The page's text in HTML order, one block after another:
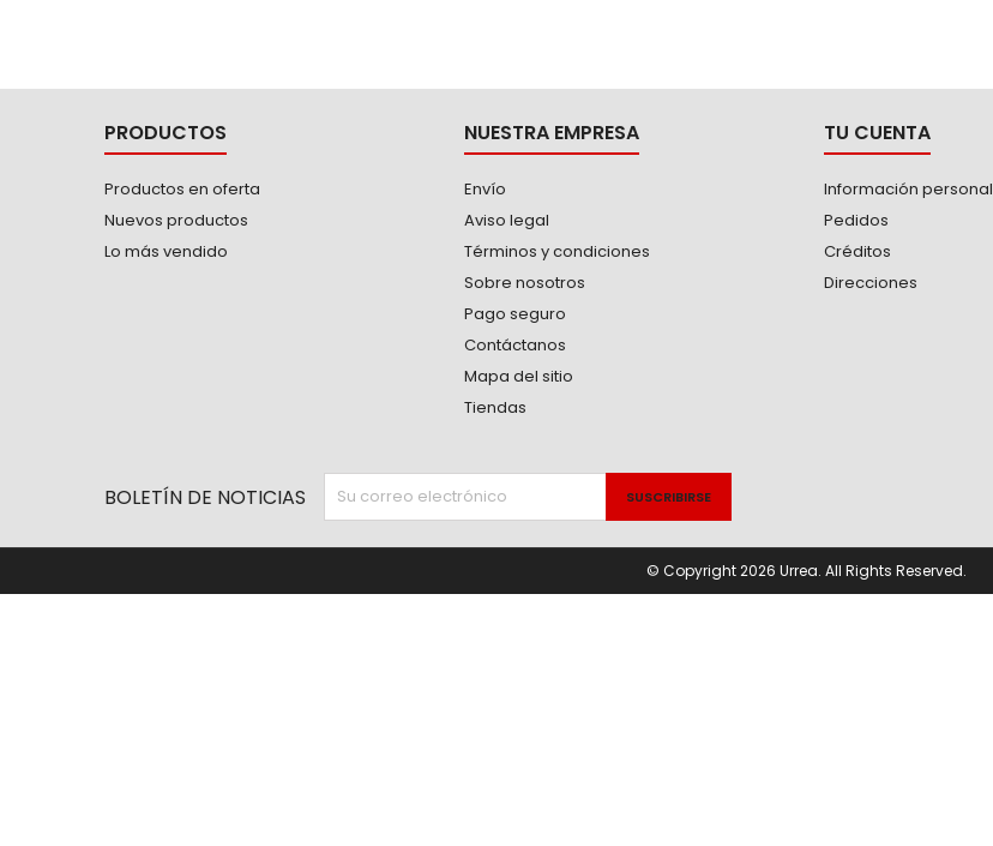
PRODUCTOS
Productos en oferta
Nuevos productos
Lo más vendido
NUESTRA EMPRESA
Envío
Aviso legal
Términos y condiciones
Sobre nosotros
Pago seguro
Contáctanos
Mapa del sitio
Tiendas
TU CUENTA
Información personal
Pedidos
Créditos
Direcciones
BOLETÍN DE NOTICIAS
© Copyright 2026 Urrea. All Rights Reserved.